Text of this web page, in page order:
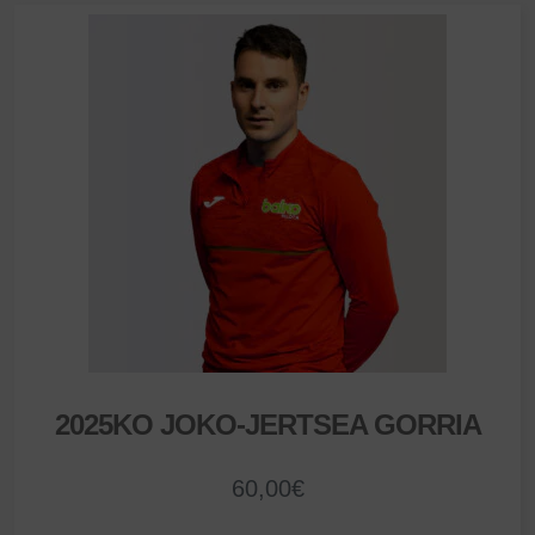
2025KO JOKO-JERTSEA GORRIA
60,00€